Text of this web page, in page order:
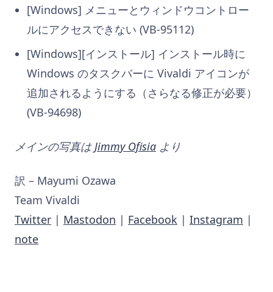
[Windows] メニューとウィンドウコントロー
ルにアクセスできない (VB-95112)
[Windows][インストール] インストール時に
Windows のタスクバーに Vivaldi アイコンが
追加されるようにする（さらなる修正が必要）
(VB-94698)
メインの写真はJimmy Ofisia より
訳 – Mayumi Ozawa
Team Vivaldi
Twitter | Mastodon | Facebook | Instagram |
note